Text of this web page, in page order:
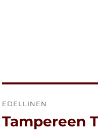
selaus
EDELLINEN
Edellinen
Tampereen